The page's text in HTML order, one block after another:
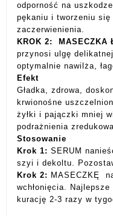
odporność na
pękaniu i tworzeniu się
zaczerwienienia.
KROK 2: MASECZKA
przynosi ulgę
optymalnie nawilża,
Efekt
Gładka, zdrowa,
krwionośne
żyłki i pajączki mniej
podrażnienia
Stosowanie
Krok 1:SERUM
szyi i dekoltu.
Krok 2: MASECZKĘ
wchłonięcia.
kurację 2-3 razy w